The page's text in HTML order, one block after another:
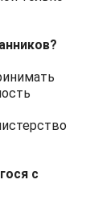
с